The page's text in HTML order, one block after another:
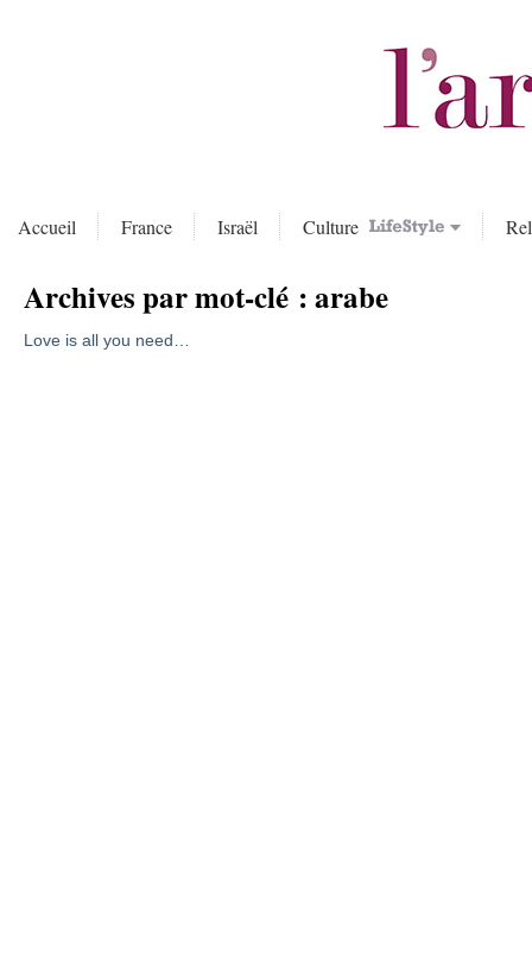
Accueil France Israël Culture
Archives par mot-clé :arabe
Love is all you need…